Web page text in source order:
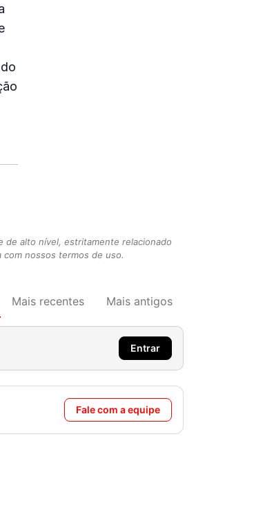
de alto nível, estritamente relacionado
nossos termos de uso.
Mais recentes Mais antigos
Entrar
Fale com a equipe